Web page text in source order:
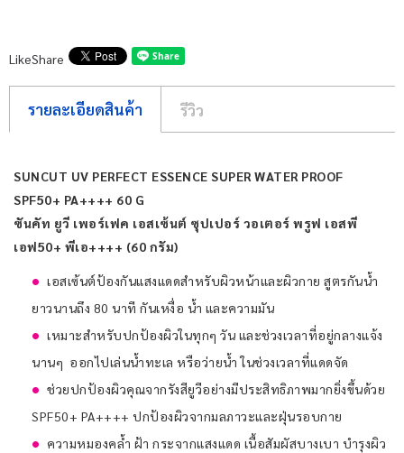
LikeShare
รายละเอียดสินค้า รีวิว
SUNCUT UV PERFECT ESSENCE SUPER WATER PROOF
SPF50+ PA++++ 60 G
ซันคัท ยูวี เพอร์เฟค เอสเซ้นต์ ซุปเปอร์ วอเตอร์ พรูฟ เอสพี
เอฟ50+ พีเอ++++ (60 กรัม)
เอสเซ้นต์ป้องกันแสงแดดสำหรับผิวหน้าและผิวกาย สูตรกันน้ำ
ยาวนานถึง 80 นาที กันเหงื่อ น้ำ และความมัน
เหมาะสำหรับปกป้องผิวในทุกๆ วัน และช่วงเวลาที่อยู่กลางแจ้ง
นานๆ ออกไปเล่นน้ำทะเล หรือว่ายน้ำ ในช่วงเวลาที่แดดจัด
ช่วยปกป้องผิวคุณจากรังสียูวีอย่างมีประสิทธิภาพมากยิ่งขึ้นด้วย
SPF50+ PA++++ ปกป้องผิวจากมลภาวะและฝุ่นรอบกาย
ความหมองคล้ำ ฝ้า กระจากแสงแดด เนื้อสัมผัสบางเบา บำรุงผิว